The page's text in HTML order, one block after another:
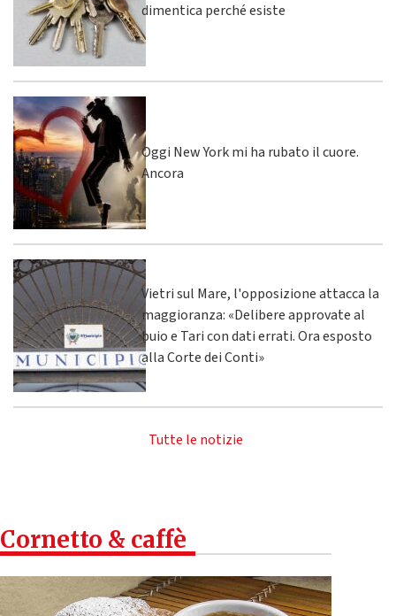
dimentica perché esiste
Oggi New York mi ha rubato il cuore.
Ancora
Vietri sul Mare, l'opposizione attacca la
maggioranza: «Delibere approvate al
buio e Tari con dati errati. Ora esposto
alla Corte dei Conti»
Tutte le notizie
Cornetto & caffè